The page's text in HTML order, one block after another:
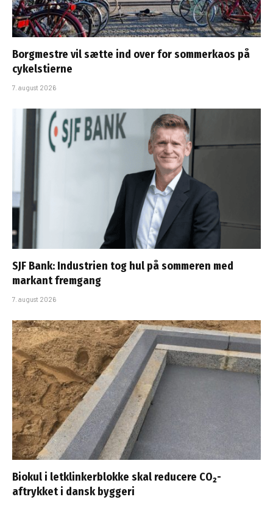
Borgmestre vil sætte ind over for sommerkaos på
cykelstierne
7. august 2026
SJF Bank: Industrien tog hul på sommeren med
markant fremgang
7. august 2026
Biokul i letklinkerblokke skal reducere CO₂-
aftrykket i dansk byggeri